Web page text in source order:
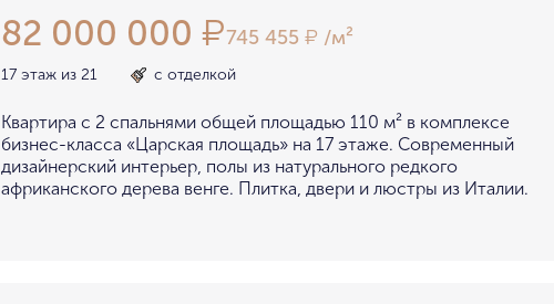
82 000 000 ₽745 455 ₽ /м²
17 этаж из 21 с отделкой
Квартира с 2 спальнями общей площадью 110 м² в комплексе
бизнес-класса «Царская площадь» на 17 этаже. Современный
дизайнерский интерьер, полы из натурального редкого
африканского дерева венге. Плитка, двери и люстры из Италии.